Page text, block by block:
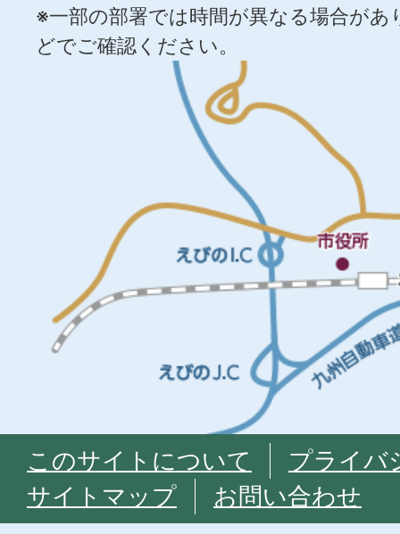
※一部の部署では時間が異なる場合が
どでご確認ください。
このサイトについて
プライバ
サイトマップ
お問い合わせ